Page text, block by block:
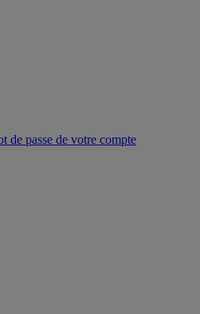
de passe de votre compte